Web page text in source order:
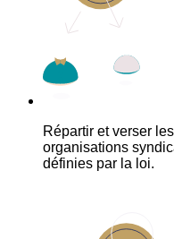
Répartir et verser
organisations
définies par la loi.